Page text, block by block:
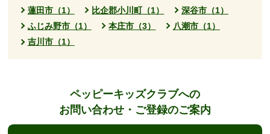
蓮田市（1）
比企郡小川町（1）
深谷市（1）
ふじみ野市（1）
本庄市（3）
八潮市（1）
吉川市（1）
ペッピーキッズクラブへの
お問い合わせ・ご登録のご案内